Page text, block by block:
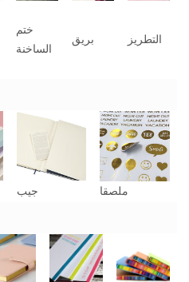
ختم
الساخنة
بريق التطريز
جيب
ملصقا